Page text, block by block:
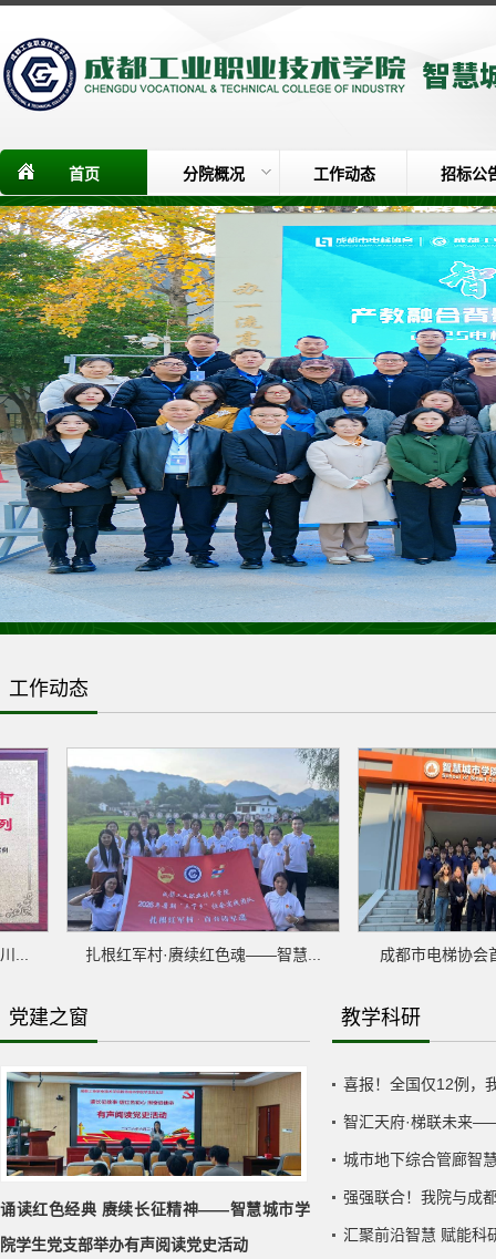
首页 分院概况 工作动态 招标公
>
工作动态
扎根红军村·赓续红色魂——智慧... 成都市电梯协会
党建之窗
诵读红色经典 赓续长征精神——智慧城市学
院学生党支部举办有声阅读党史活动
教学科研
喜报！全国仅12例，
智汇天府·梯联未来
城市地下综合管廊智
强强联合！我院与成
汇聚前沿智慧 赋能